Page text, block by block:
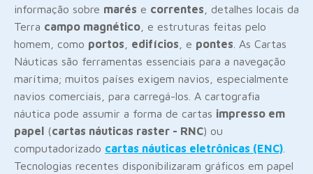
informação sobre marés e correntes , detalhes locais da
Terra campo magnético , e estruturas feitas pelo
homem, como portos edifícios , e pontes . As Cartas
Náuticas são ferramentas essenciais para a navegação
marítima; muitos países exigem navios, especialmente
navios comerciais, para carregá-los. A cartografia
náutica pode assumir a forma de cartas impresso em
papel (cartas náuticas raster - RNC) ou
computadorizado cartas náuticas eletrônicas (ENC)
Tecnologias recentes disponibilizaram gráficos em papel